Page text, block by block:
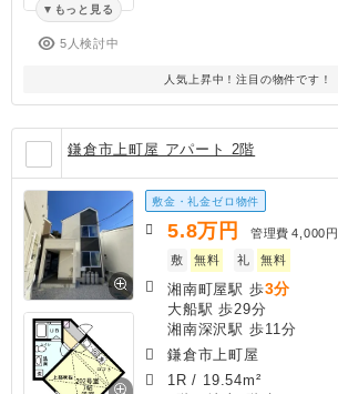
もっと見る
5人検討中
人気上昇中！注目の物件です！
鎌倉市上町屋 アパート 2階
敷金・礼金ゼロ物件
5.8万円 管理費 4,000円
敷
無料 礼 無料
湘南町屋駅 歩3分
大船駅 歩29分
湘南深沢駅 歩11分
鎌倉市上町屋
1R / 19.54m²